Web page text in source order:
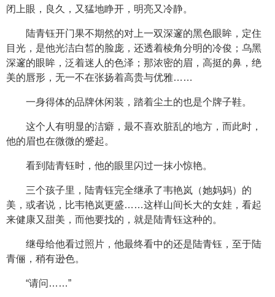
闭上眼，良久，又猛地睁开，明亮又冷静。
陆青钰开门果不期然的对上一双深邃的黑色眼眸，定住
目光，是他光洁白皙的脸庞，还透着棱角分明的冷俊；乌黑
深邃的眼眸，泛着迷人的色泽；那浓密的眉，高挺的鼻，绝
美的唇形，无一不在张扬着高贵与优雅……
一身得体的品牌休闲装，踏着尘土的也是个牌子鞋。
这个人有明显的洁癖，最不喜欢脏乱的地方，而此时，
他的眉也在微微的蹙起。
看到陆青钰时，他的眼里闪过一抹小惊艳。
三个孩子里，陆青钰完全继承了韦艳岚（她妈妈）的
美，或者说，比韦艳岚更盛……这样山间长大的女娃，看起
来健康又甜美，而他要找的，就是陆青钰这种的。
继母给他看过照片，他最终看中的还是陆青钰，至于陆
青俪，稍有逊色。
“请问……”